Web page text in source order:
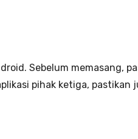
Sebelum memasang,
pihak ketiga,